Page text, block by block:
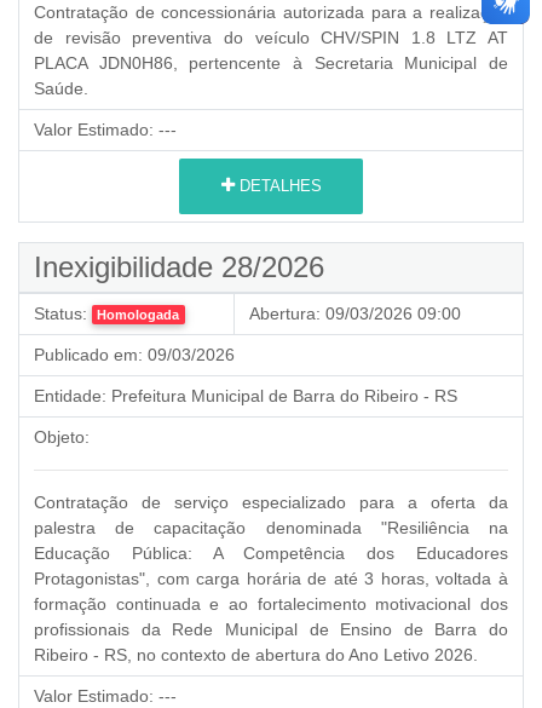
Contratação de concessionária autorizada para a realização
de revisão preventiva do veículo CHV/SPIN 1.8 LTZ AT
PLACA JDN0H86, pertencente à Secretaria Municipal de
Saúde.
Valor Estimado: ---
DETALHES
Inexigibilidade 28/2026
Status: Homologada Abertura: 09/03/2026 09:00
Publicado em: 09/03/2026
Entidade: Prefeitura Municipal de Barra do Ribeiro - RS
Objeto:
Contratação de serviço especializado para a oferta da
palestra de capacitação denominada "Resiliência na
Educação Pública: A Competência dos Educadores
Protagonistas", com carga horária de até 3 horas, voltada à
formação continuada e ao fortalecimento motivacional dos
profissionais da Rede Municipal de Ensino de Barra do
Ribeiro - RS, no contexto de abertura do Ano Letivo 2026.
Valor Estimado: ---